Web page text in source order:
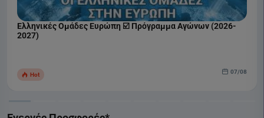
Ελληνικές Ομάδες Ευρώπη ☑️ Πρόγραμμα Αγώνων (2026-
2027)
Hot 07/08